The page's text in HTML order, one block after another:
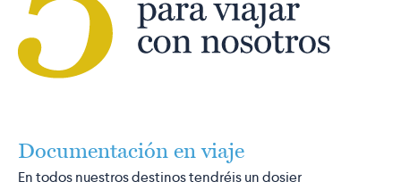
Documentación en viaje
En todos nuestros destinos tendréis un dosier